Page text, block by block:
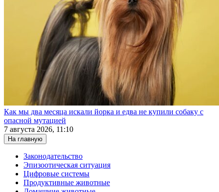
Как мы два месяца искали йорка и едва не купили собаку с
опасной мутацией
7 августа 2026, 11:10
На главную
Законодательство
Эпизоотическая ситуация
Цифровые системы
Продуктивные животные